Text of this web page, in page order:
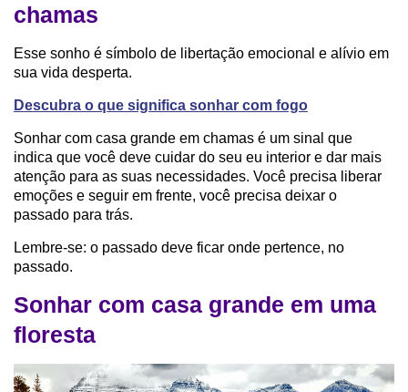
chamas
Esse sonho é símbolo de libertação emocional e alívio em
sua vida desperta.
Descubra o que significa sonhar com fogo
Sonhar com casa grande em chamas é um sinal que
indica que você deve cuidar do seu eu interior e dar mais
atenção para as suas necessidades. Você precisa liberar
emoções e seguir em frente, você precisa deixar o
passado para trás.
Lembre-se: o passado deve ficar onde pertence, no
passado.
Sonhar com casa grande em uma
floresta